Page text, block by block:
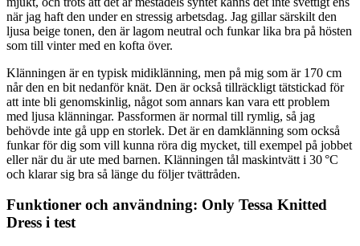
när jag haft den under en stressig arbetsdag. Jag gillar särskilt den
ljusa beige tonen, den är lagom neutral och funkar lika bra på hösten
som till vinter med en kofta över.
Klänningen är en typisk midiklänning, men på mig som är 170 cm
når den en bit nedanför knät. Den är också tillräckligt tätstickad för
att inte bli genomskinlig, något som annars kan vara ett problem
med ljusa klänningar. Passformen är normal till rymlig, så jag
behövde inte gå upp en storlek. Det är en damklänning som också
funkar för dig som vill kunna röra dig mycket, till exempel på jobbet
eller när du är ute med barnen. Klänningen tål maskintvätt i 30 °C
och klarar sig bra så länge du följer tvättråden.
Funktioner och användning: Only Tessa Knitted
Dress i test